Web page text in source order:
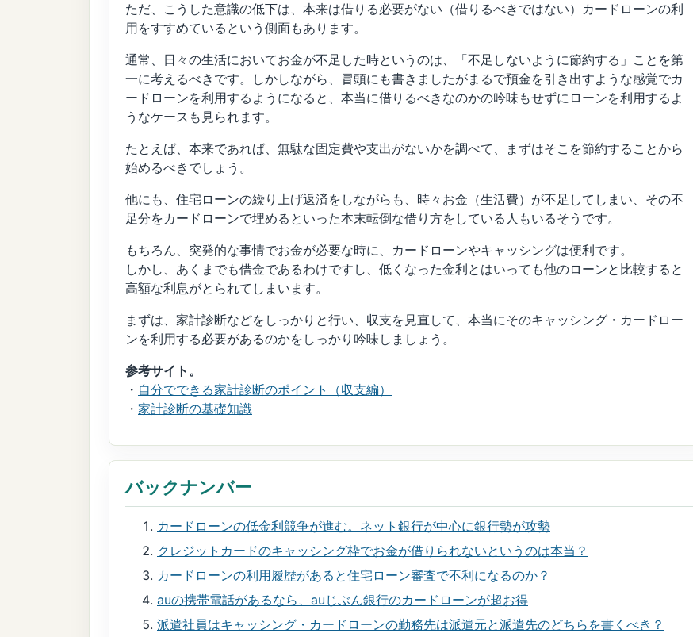
ただ、こうした意識の低下は、本来は借りる必要がない（借りるべきではない）カードローンの利
用をすすめているという側面もあります。
通常、日々の生活においてお金が不足した時というのは、「不足しないように節約する」ことを第
一に考えるべきです。しかしながら、冒頭にも書きましたがまるで預金を引き出すような感覚でカ
ードローンを利用するようになると、本当に借りるべきなのかの吟味もせずにローンを利用するよ
うなケースも見られます。
たとえば、本来であれば、無駄な固定費や支出がないかを調べて、まずはそこを節約することから
始めるべきでしょう。
他にも、住宅ローンの繰り上げ返済をしながらも、時々お金（生活費）が不足してしまい、その不
足分をカードローンで埋めるといった本末転倒な借り方をしている人もいるそうです。
もちろん、突発的な事情でお金が必要な時に、カードローンやキャッシングは便利です。
しかし、あくまでも借金であるわけですし、低くなった金利とはいっても他のローンと比較すると
高額な利息がとられてしまいます。
まずは、家計診断などをしっかりと行い、収支を見直して、本当にそのキャッシング・カードロー
ンを利用する必要があるのかをしっかり吟味しましょう。
参考サイト。
・ 自分でできる家計診断のポイント（収支編）
・ 家計診断の基礎知識
バックナンバー
カードローンの低金利競争が進む。ネット銀行が中心に銀行勢が攻勢
クレジットカードのキャッシング枠でお金が借りられないというのは本当？
カードローンの利用履歴があると住宅ローン審査で不利になるのか？
auの携帯電話があるなら、auじぶん銀行のカードローンが超お得
派遣社員はキャッシング・カードローンの勤務先は派遣元と派遣先のどちらを書くべき？